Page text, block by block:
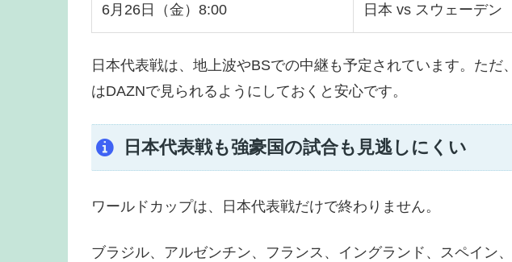
6月26日（金）8:00 日本 vs スウェーデン
日本代表戦は、地上波やBSでの中継も予定されています。た
はDAZNで見られるようにしておくと安心です。
日本代表戦も強豪国の試合も見逃しにくい
ワールドカップは、日本代表戦だけで終わりません。
ブラジル、アルゼンチン、フランス、イングランド、スペイン